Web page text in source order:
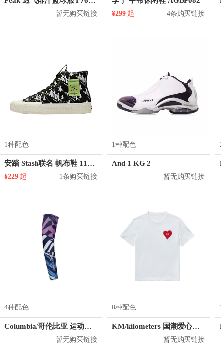
暂无购买链接 ¥299 起 4条购买链接
1种配色
安踏 Stash联名 帆布鞋 11948681
¥229 起 1条购买链接
1种配色
And 1 KG 2
暂无购买链接
4种配色
Columbia/哥伦比亚 运动护臂 CU0258
暂无购买链接
0种配色
KM/kilometers 国潮爱心短袖T恤 M2X2108466
暂无购买链接